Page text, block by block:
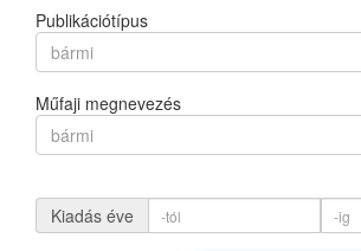
Publikációtípus
bármi
Műfaji megnevezés
bármi
Kiadás éve